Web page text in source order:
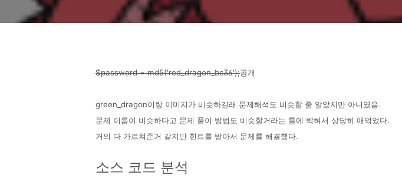
$password = md5('red_dragon_bc36');공개
green_dragon이랑 이미지가 비슷하길래 문제해석도 비슷할 줄 알았지만 아니였음.
문제 이름이 비슷하다고 문제 풀이 방법도 비슷할거라는 틀에 박혀서 상당히 애먹었다.
거의 다 가르쳐준거 같지만 힌트를 받아서 문제를 해결했다.
소스 코드 분석